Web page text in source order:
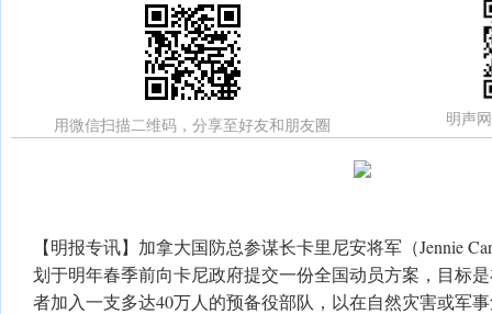
用微信扫描二维码，分享至好友和朋友圈 明声
【明报专讯】加拿大国防总参谋长卡里尼安将军（Jennie
划于明年春季前向卡尼政府提交一份全国动员方案，目标
者加入一支多达40万人的预备役部队，以在自然灾害或军